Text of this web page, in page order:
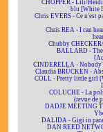
CHOPPER - Lili/
blu [White
Chris EVERS - Ce n'est
Chris REA - I can
Chubby
BALLARD -
CINDERELLA -
Claudia BRÜCKEN -
COLL - Pretty little girl
COLUCHE - La
(revue de
DADJE MEETING
DALIDA - Gigi in
DAN REED